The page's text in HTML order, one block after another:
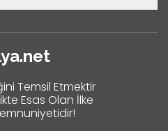
Temsil Etmektir
Esas Olan İlke